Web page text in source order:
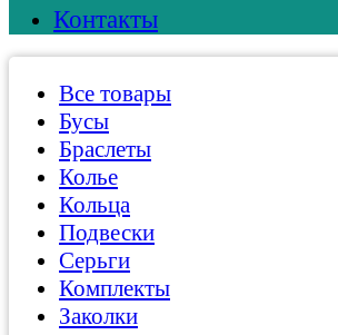
Контакты
Все товары
Бусы
Браслеты
Колье
Кольца
Подвески
Серьги
Комплекты
Заколки